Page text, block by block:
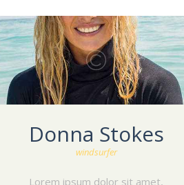
Donna Stokes
windsurfer
Lorem ipsum dolor sit amet,